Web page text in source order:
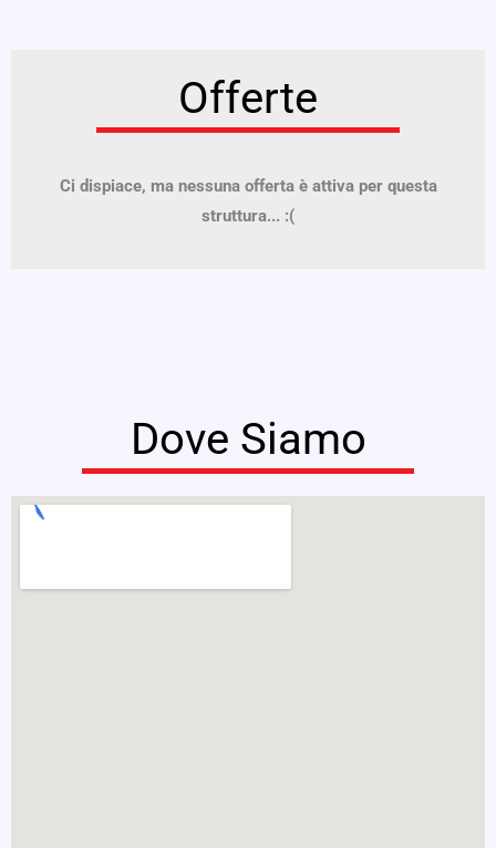
Offerte
Ci dispiace, ma nessuna offerta è attiva per questa
struttura... :(
Dove Siamo